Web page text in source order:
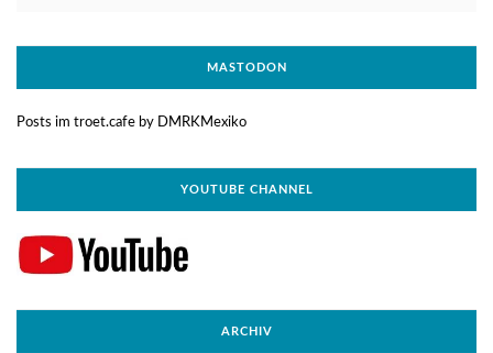
MASTODON
Posts im troet.cafe by DMRKMexiko
YOUTUBE CHANNEL
ARCHIV